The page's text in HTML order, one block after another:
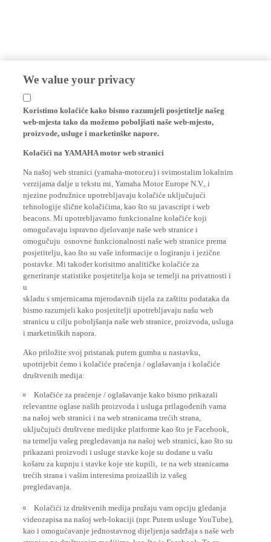
We value your privacy
Koristimo kolačiće kako bismo razumjeli posjetitelje našeg
web-mjesta tako da možemo poboljšati naše web-mjesto,
proizvode, usluge i marketinške napore.
Kolačići na YAMAHA motor web stranici
Na našoj web stranici (yamaha-motor.eu) i svimostalim lokalnim
verzijama dalje u tekstu mi, Yamaha Motor Europe N.V., i
njezine podružnice upotrebljavaju kolačiće uključujući
tehnologije slične kolačićima, kao što su javascript i web
beacons. Mi upotrebljavamo funkcionalne kolačiće koji
omogučavaju ispravno djelovanje naše web stranice i
omogučuju osnovne funkcionalnosti naše web stranice prema
posjetitelju, kao što su vaše informacije o logiranju i jezične
postavke. Mi također korisitmo analitičke kolačiće za
generiranje statistike posjetitelja koja se temelji na privatnosti i
u
skladu s smjernicama mjerodavnih tijela za zaštitu podataka da
bismo razumjeli kako posjetitelji upotrebljavaju našu web
stranicu u cilju poboljšanja naše web stranice, proizvoda, usluga
i marketinških napora.
Ako priložite svoj pristanak putem gumba u nastavku,
upotrijebit ćemo i kolačiće praćenja / oglašavanja i kolačiće
društvenih medija:
Kolačiće za praćenje / oglašavanje kako bismo prikazali
relevantne oglase naših proizvoda i usluga prilagođenih vama
na našoj web stranici i na web stranicama trećih strana,
uključujući društvene medijske platforme kao što je Facebook,
na temelju vašeg pregledavanja na našoj web stranici, kao što su
prikazani proizvodi i usluge stavke koje su dodane u vašu
košaru za kupnju i stavke koje ste kupili, te na web stranicama
trećih strana i vašim interesima proizašlih iz vašeg
pregledavanja.
Kolačići iz društvenih medija pružaju vam opciju gledanja
videozapisa na našoj web-lokaciji (npr. Putem usluge YouTube),
kao i omogućavanje jednostavnog dijeljenja sadržaja s naše web
stranice na društvenim medijima, kao što je Facebook. To su